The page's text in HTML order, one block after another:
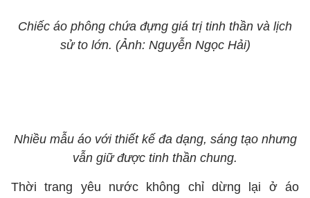
Chiếc áo phông chứa đựng giá trị tinh thần và lịch
sử to lớn. (Ảnh: Nguyễn Ngọc Hải)
Nhiều mẫu áo với thiết kế đa dạng, sáng tạo nhưng
vẫn giữ được tinh thần chung.
Thời trang yêu nước không chỉ dừng lại ở áo